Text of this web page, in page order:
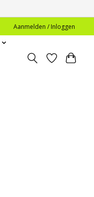
Aanmelden / Inloggen